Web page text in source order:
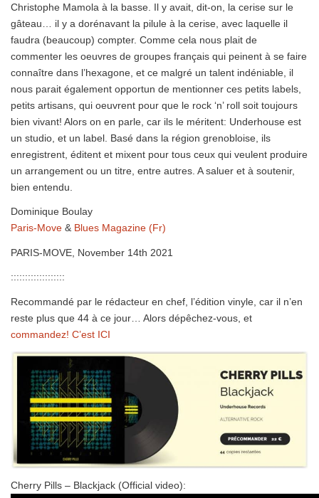
Christophe Mamola à la basse. Il y avait, dit-on, la cerise sur le
gâteau… il y a dorénavant la pilule à la cerise, avec laquelle il
faudra (beaucoup) compter. Comme cela nous plait de
commenter les oeuvres de groupes français qui peinent à se faire
connaître dans l’hexagone, et ce malgré un talent indéniable, il
nous parait également opportun de mentionner ces petits labels,
petits artisans, qui oeuvrent pour que le rock ‘n’ roll soit toujours
bien vivant! Alors on en parle, car ils le méritent: Underhouse est
un studio, et un label. Basé dans la région grenobloise, ils
enregistrent, éditent et mixent pour tous ceux qui veulent produire
un arrangement ou un titre, entre autres. A saluer et à soutenir,
bien entendu.
Dominique Boulay
Paris-Move & Blues Magazine (Fr)
PARIS-MOVE, November 14th 2021
:::::::::::::::::::
Recommandé par le rédacteur en chef, l’édition vinyle, car il n’en
reste plus que 44 à ce jour… Alors dépêchez-vous, et
commandez! C’est ICI
Cherry Pills – Blackjack (Official video):